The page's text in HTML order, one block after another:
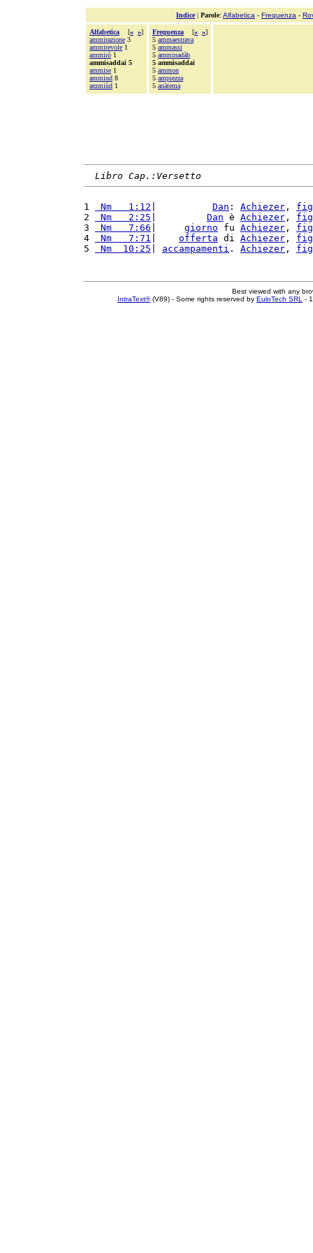
Indice| Parole: Alfabetica - Frequenza -
Alfabetica [« »]
ammirazione 3
ammirevole 1
ammirò 1
ammisaddai 5
ammise 1
ammiud 8
ammiùd 1
Frequenza [« »]
5 ammaestrava
5 ammassi
5 amminadàb
5 ammisaddai
5 ammon
5 ampiezza
5 anàtema
Libro Cap.:Versetto
1 Nm   1:12 Dan : Achiezer ,
2
Nm   2:25 Dan è Achiezer ,
3
Nm   7:66 giorno fu Achiezer ,
4
Nm   7:71 offerta di Achiezer ,
5
Nm  10:25 accampamenti . Achiezer ,
Best viewed with any
IntraText®(V89) - Some rights reserved by EuloTech SRL -